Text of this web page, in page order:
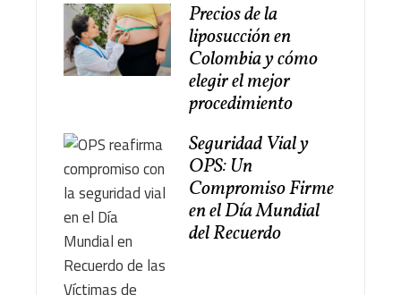
Precios de la
liposucción en
Colombia y cómo
elegir el mejor
procedimiento
Seguridad Vial y
OPS: Un
Compromiso Firme
en el Día Mundial
del Recuerdo